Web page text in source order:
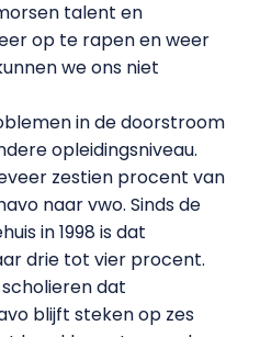
talent en
op te rapen en weer
we ons niet
in de doorstroom
opleidingsniveau.
zestien procent van
naar vwo. Sinds de
in 1998 is dat
drie tot vier procent.
dat
blijft steken op zes